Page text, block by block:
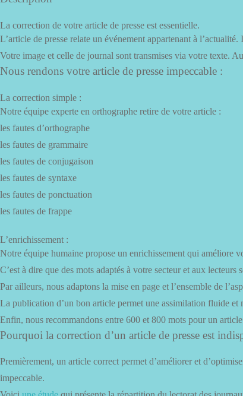
La correction de votre article de presse est essentielle.
L’article de presse relate un événement appartenant à
Votre image et celle de journal sont transmises via votre texte.
Nous rendons votre article de presse impeccable :
La correction simple :
Notre équipe experte en orthographe retire de votre article :
les fautes d’orthographe
les fautes de grammaire
les fautes de conjugaison
les fautes de syntaxe
les fautes de ponctuation
les fautes de frappe
L’enrichissement :
Notre équipe humaine propose un enrichissement qui améliore
C’est à dire que des mots adaptés à votre secteur et aux lecteurs
Par ailleurs, nous adaptons la mise en page et l’ensemble de
La publication d’un bon article permet une assimilation fluide
Enfin, nous recommandons entre 600 et 800 mots pour un
Pourquoi la correction d’un article de presse est
Premièrement, un article correct permet d’améliorer et
impeccable.